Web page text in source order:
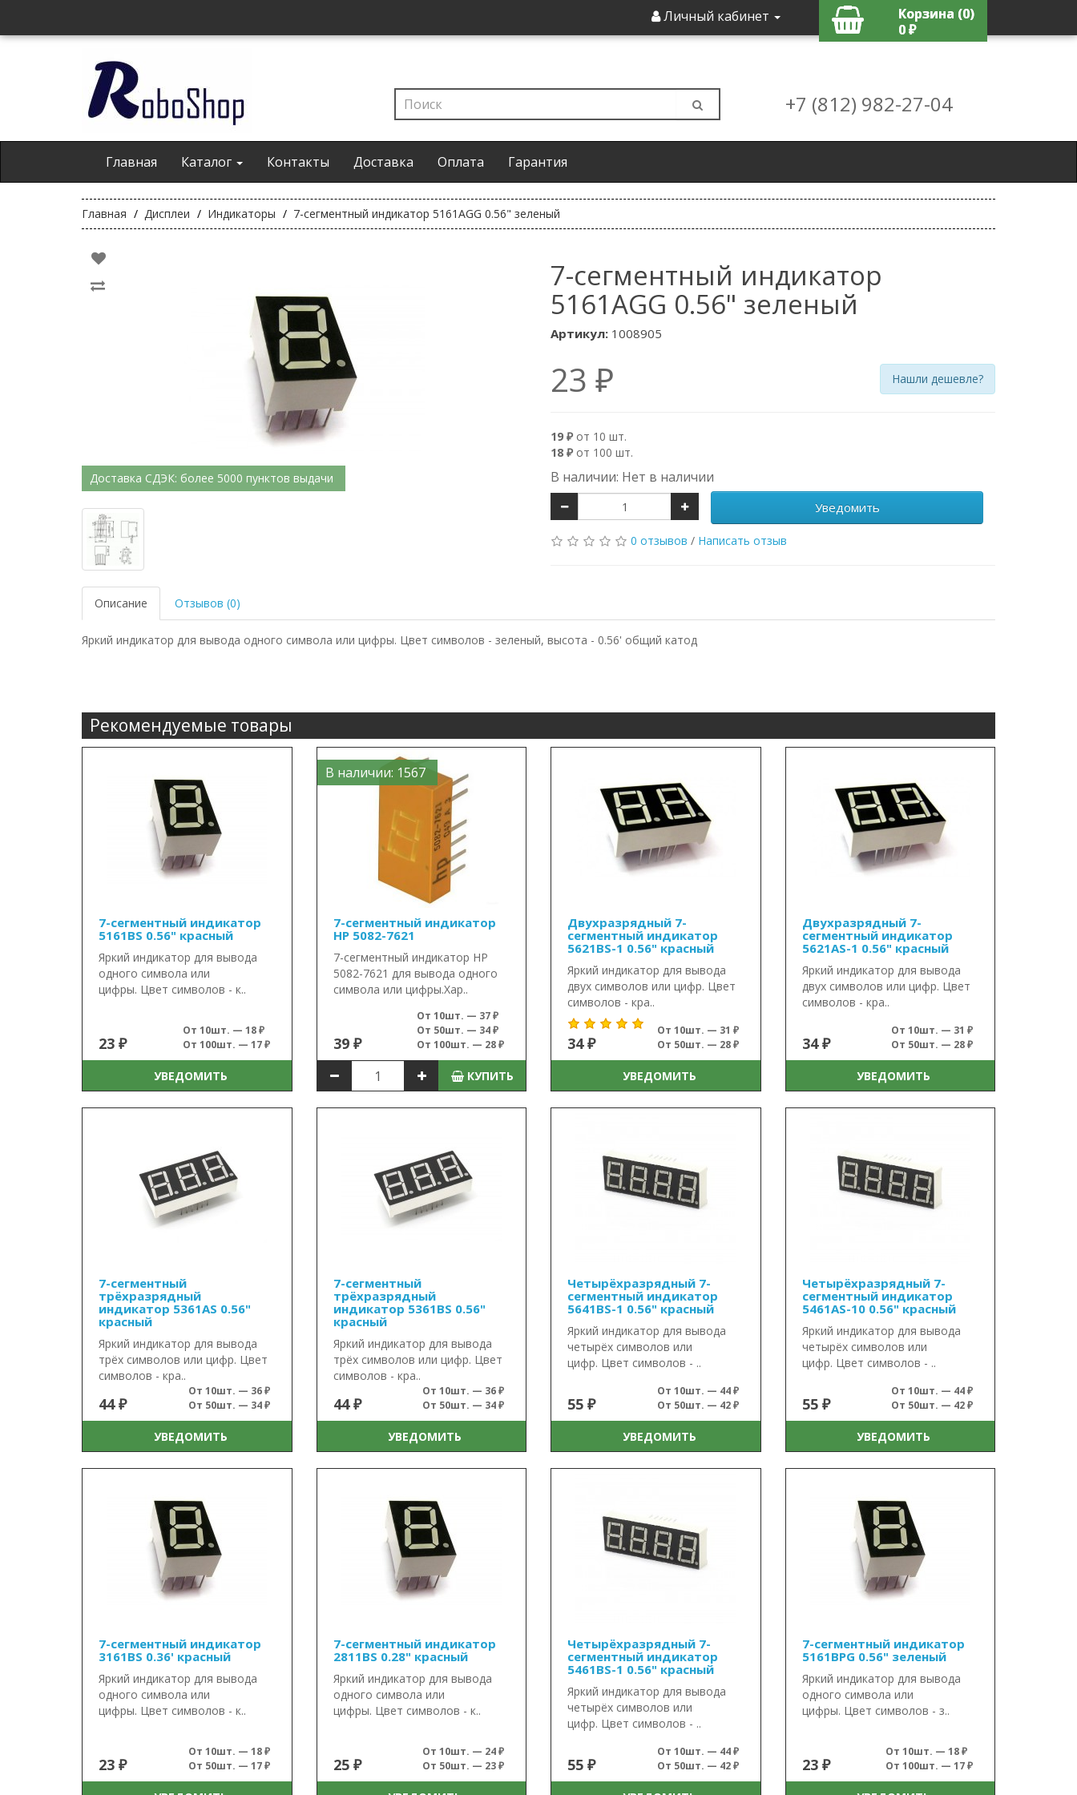
Личный кабинет
Корзина (0)
0 ₽
+7 (812) 982-27-04
Главная Каталог Контакты Доставка Оплата Гарантия
Главная Дисплеи Индикаторы 7-сегментный индикатор 5161AGG 0.56" зеленый
Доставка СДЭК: более 5000 пунктов выдачи
7-сегментный индикатор
5161AGG 0.56" зеленый
Артикул: 1008905
23 ₽ Нашли дешевле?
19 ₽ от 10 шт.
18 ₽ от 100 шт.
В наличии: Нет в наличии
Уведомить
0 отзывов / Написать отзыв
Описание Отзывов (0)
Яркий индикатор для вывода одного символа или цифры. Цвет символов - зеленый, высота - 0.56' общий катод
Рекомендуемые товары
7-сегментный индикатор
5161BS 0.56" красный
Яркий индикатор для вывода
одного символа или
цифры. Цвет символов - к..
23 ₽
От 10шт. — 18 ₽
От 100шт. — 17 ₽
УВЕДОМИТЬ
В наличии: 1567
7-сегментный индикатор
HP 5082-7621
7-сегментный индикатор HP
5082-7621 для вывода одного
символа или цифры.Хар..
39 ₽
От 10шт. — 37 ₽
От 50шт. — 34 ₽
От 100шт. — 28 ₽
КУПИТЬ
Двухразрядный 7-
сегментный индикатор
5621BS-1 0.56" красный
Яркий индикатор для вывода
двух символов или цифр. Цвет
символов - кра..
34 ₽
От 10шт. — 31 ₽
От 50шт. — 28 ₽
УВЕДОМИТЬ
Двухразрядный 7-
сегментный индикатор
5621AS-1 0.56" красный
Яркий индикатор для вывода
двух символов или цифр. Цвет
символов - кра..
34 ₽
От 10шт. — 31 ₽
От 50шт. — 28 ₽
УВЕДОМИТЬ
7-сегментный
трёхразрядный
индикатор 5361AS 0.56"
красный
Яркий индикатор для вывода
трёх символов или цифр. Цвет
символов - кра..
44 ₽
От 10шт. — 36 ₽
От 50шт. — 34 ₽
УВЕДОМИТЬ
7-сегментный
трёхразрядный
индикатор 5361BS 0.56"
красный
Яркий индикатор для вывода
трёх символов или цифр. Цвет
символов - кра..
44 ₽
От 10шт. — 36 ₽
От 50шт. — 34 ₽
УВЕДОМИТЬ
Четырёхразрядный 7-
сегментный индикатор
5641BS-1 0.56" красный
Яркий индикатор для вывода
четырёх символов или
цифр. Цвет символов - ..
55 ₽
От 10шт. — 44 ₽
От 50шт. — 42 ₽
УВЕДОМИТЬ
Четырёхразрядный 7-
сегментный индикатор
5461AS-10 0.56" красный
Яркий индикатор для вывода
четырёх символов или
цифр. Цвет символов - ..
55 ₽
От 10шт. — 44 ₽
От 50шт. — 42 ₽
УВЕДОМИТЬ
7-сегментный индикатор
3161BS 0.36' красный
Яркий индикатор для вывода
одного символа или
цифры. Цвет символов - к..
23 ₽
От 10шт. — 18 ₽
От 50шт. — 17 ₽
7-сегментный индикатор
2811BS 0.28" красный
Яркий индикатор для вывода
одного символа или
цифры. Цвет символов - к..
25 ₽
От 10шт. — 24 ₽
От 50шт. — 23 ₽
Четырёхразрядный 7-
сегментный индикатор
5461BS-1 0.56" красный
Яркий индикатор для вывода
четырёх символов или
цифр. Цвет символов - ..
55 ₽
От 10шт. — 44 ₽
От 50шт. — 42 ₽
7-сегментный индикатор
5161BPG 0.56" зеленый
Яркий индикатор для вывода
одного символа или
цифры. Цвет символов - з..
23 ₽
От 10шт. — 18 ₽
От 100шт. — 17 ₽